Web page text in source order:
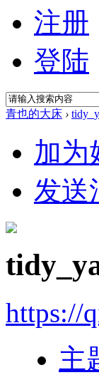
注册
登陆
青也的大床 ›
加为
发送
https://
主